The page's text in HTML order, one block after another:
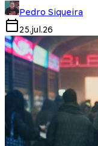
Pedro Siqueira
25.jul.26